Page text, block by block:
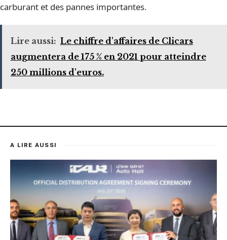
carburant et des pannes importantes.
Lire aussi: Le chiffre d'affaires de Clicars
augmentera de 175 % en 2021 pour atteindre
250 millions d'euros.
A LIRE AUSSI